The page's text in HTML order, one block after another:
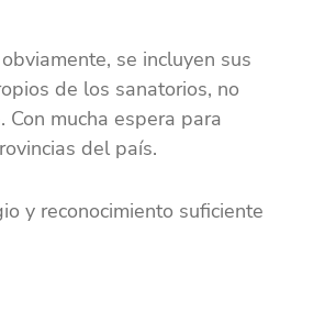
se incluyen sus
de los sanatorios, no
mucha espera para
del país.
y reconocimiento suficiente